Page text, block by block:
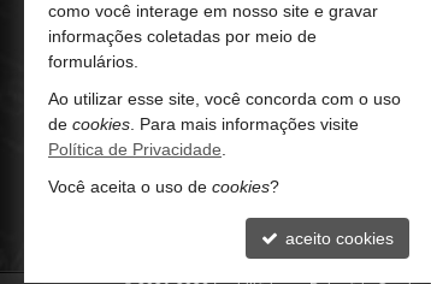
encontrar o seu imóvel ideal aqui na
(47) 9.9252-8080 (WhatsApp)
contato@guilhermepilger.com
como você interage em nosso site e gravar
informações coletadas por meio de
formulários.
Ao utilizar esse site, você concorda com o uso
de cookies . Para mais informações visite
Política de Privacidade
Você aceita o uso de cookies?
aceito cookies